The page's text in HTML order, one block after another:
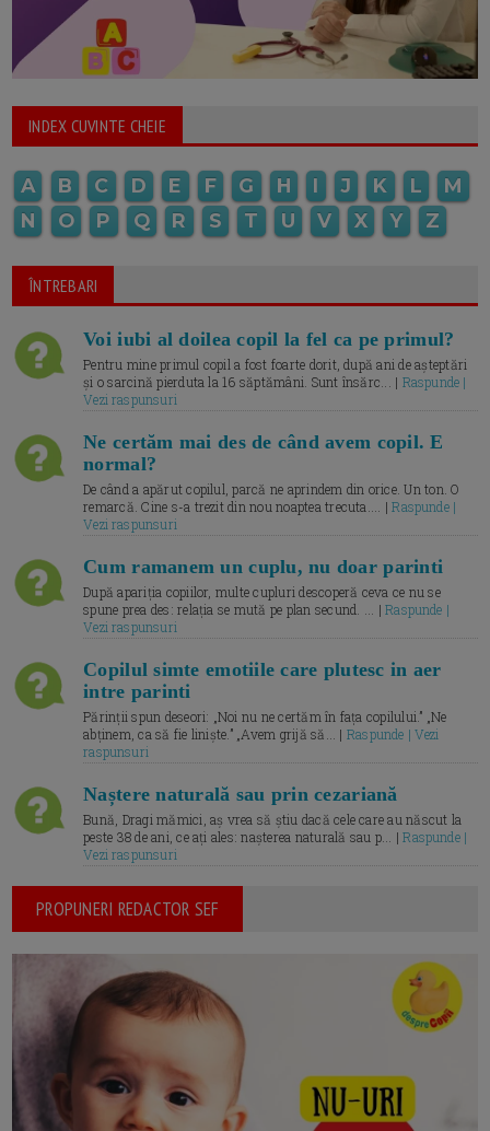
INDEX CUVINTE CHEIE
A B C D E F G H I J K L
M
N
O P Q R S T U V X Y Z
ÎNTREBARI
Voi iubi al doilea copil la fel ca pe primul?
Pentru mine primul copil a fost foarte dorit, după ani de așteptări
și o sarcină pierduta la 16 săptămâni. Sunt însărc... | Raspunde |
Vezi raspunsuri
Ne certăm mai des de când avem copil. E
normal?
De când a apărut copilul, parcă ne aprindem din orice. Un ton. O
remarcă. Cine s-a trezit din nou noaptea trecuta.... |Raspunde |
Vezi raspunsuri
Cum ramanem un cuplu, nu doar parinti
După apariția copiilor, multe cupluri descoperă ceva ce nu se
spune prea des: relația se mută pe plan secund. ... |Raspunde |
Vezi raspunsuri
Copilul simte emotiile care plutesc in aer
intre parinti
Părinții spun deseori: „Noi nu ne certăm în fața copilului.” „Ne
abținem, ca să fie liniște.” „Avem grijă să... | Raspunde | Vezi
raspunsuri
Naștere naturală sau prin cezariană
Bună, Dragi mămici, aș vrea să știu dacă cele care au născut la
peste 38 de ani, ce ați ales: nașterea naturală sau p... |Raspunde |
Vezi raspunsuri
PROPUNERI REDACTOR SEF